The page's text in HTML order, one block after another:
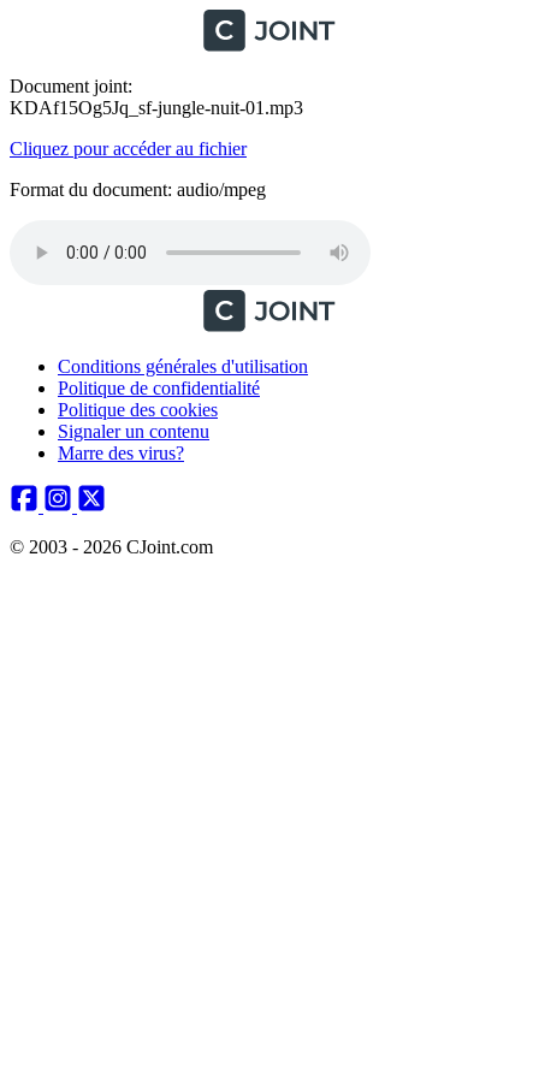
Document joint:
KDAf15Og5Jq_sf-jungle-nuit-01.mp3
Cliquez pour accéder au fichier
Format du document: audio/mpeg
Conditions générales d'utilisation
Politique de confidentialité
Politique des cookies
Signaler un contenu
Marre des virus?
© 2003 - 2026 CJoint.com